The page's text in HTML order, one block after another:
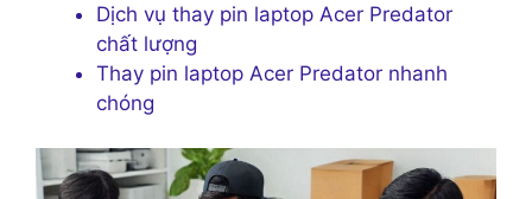
Dịch vụ thay pin laptop Acer Predator
chất lượng
Thay pin laptop Acer Predator nhanh
chóng